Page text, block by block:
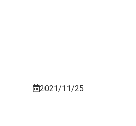
2021/11/25